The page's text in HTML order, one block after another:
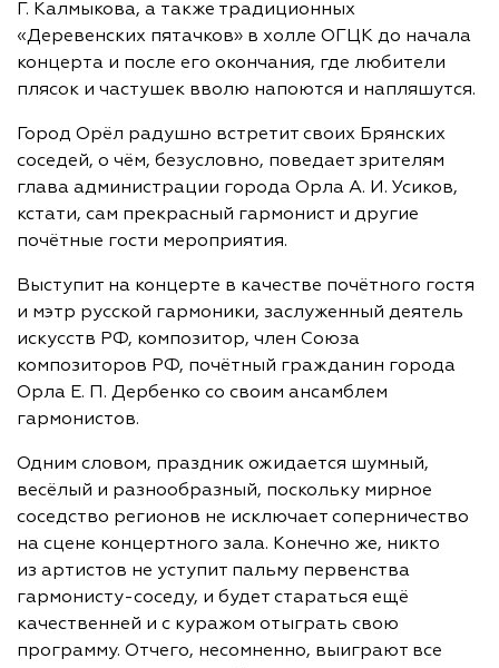
Г. Калмыкова, а также традиционных
«Деревенских пятачков» в холле ОГЦК до начала
концерта и после его окончания, где любители
плясок и частушек вволю напоются и напляшутся.
Город Орёл радушно встретит своих Брянских
соседей, о чём, безусловно, поведает зрителям
глава администрации города Орла А. И. Усиков,
кстати, сам прекрасный гармонист и другие
почётные гости мероприятия.
Выступит на концерте в качестве почётного гостя
и мэтр русской гармоники, заслуженный деятель
искусств РФ, композитор, член Союза
композиторов РФ, почётный гражданин города
Орла Е. П. Дербенко со своим ансамблем
гармонистов.
Одним словом, праздник ожидается шумный,
весёлый и разнообразный, поскольку мирное
соседство регионов не исключает соперничество
на сцене концертного зала. Конечно же, никто
из артистов не уступит пальму первенства
гармонисту-соседу, и будет стараться ещё
качественней и с куражом отыграть свою
программу. Отчего, несомненно, выиграют все